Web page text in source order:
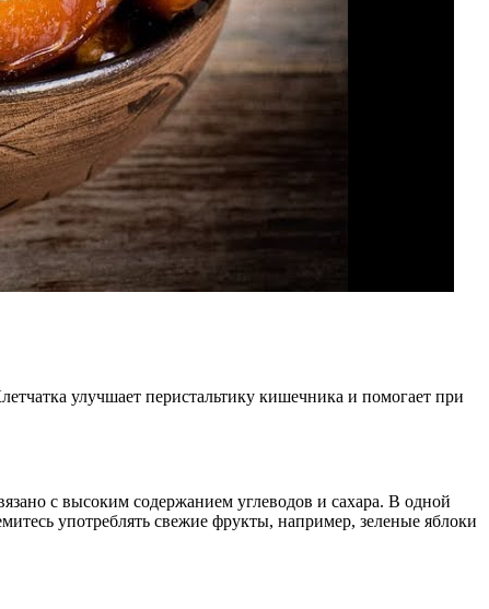
улучшает перистальтику кишечника и помогает при
с высоким содержанием углеводов и сахара. В одной
употреблять свежие фрукты, например, зеленые яблоки